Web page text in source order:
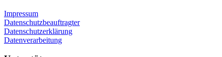
Impressum
Datenschutzbeauftragter
Datenschutzerklärung
Datenverarbeitung